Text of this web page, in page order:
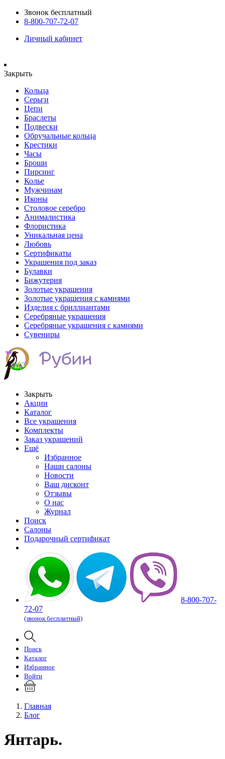
Звонок бесплатный
8-800-707-72-07
Личный кабинет
Закрыть
Кольца
Серьги
Цепи
Браслеты
Подвески
Обручальные кольца
Крестики
Часы
Броши
Пирсинг
Колье
Мужчинам
Иконы
Столовое серебро
Анималистика
Флористика
Уникальная цена
Любовь
Сертификаты
Украшения под заказ
Булавки
Бижутерия
Золотые украшения
Золотые украшения с камнями
Изделия с бриллиантами
Серебряные украшения
Серебряные украшения с камнями
Сувениры
Закрыть
Акции
Каталог
Все украшения
Комплекты
Заказ украшений
Ещё
Избранное
Наши салоны
Новости
Ваш дисконт
Отзывы
О нас
Журнал
Поиск
Салоны
Подарочный сертификат
8-800-707-
72-07
(звонок бесплатный)
Поиск
Каталог
Избранное
Войти
Главная
Блог
Янтарь.